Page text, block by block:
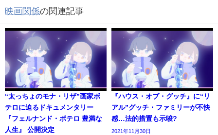
映画関係の関連記事
“太っちょのモナ・リザ”画家ボ
テロに迫るドキュメンタリー
『フェルナンド・ボテロ 豊満な
人生』 公開決定
『ハウス・オブ・グッチ』に“リ
アル”グッチ・ファミリーが不快
感…法的措置も示唆?
2021年11月30日